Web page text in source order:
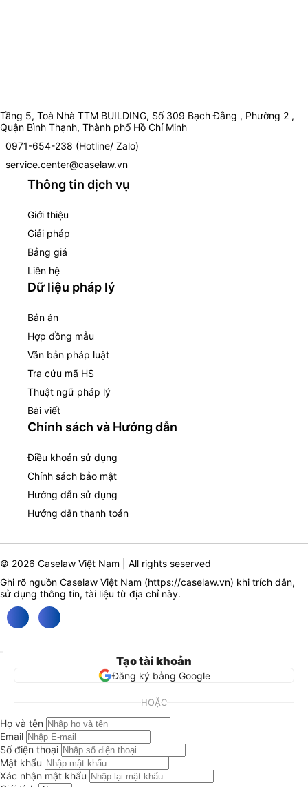
Tầng 5, Toà Nhà TTM BUILDING, Số 309 Bạch Đằng , Phường 2 ,
Quận Bình Thạnh, Thành phố Hồ Chí Minh
0971-654-238 (Hotline/ Zalo)
service.center@caselaw.vn
Thông tin dịch vụ
Giới thiệu
Giải pháp
Bảng giá
Liên hệ
Dữ liệu pháp lý
Bản án
Hợp đồng mẫu
Văn bản pháp luật
Tra cứu mã HS
Thuật ngữ pháp lý
Bài viết
Chính sách và Hướng dẫn
Điều khoản sử dụng
Chính sách bảo mật
Hướng dẫn sử dụng
Hướng dẫn thanh toán
© 2026 Caselaw Việt Nam | All rights seserved
Ghi rõ nguồn Caselaw Việt Nam (https://caselaw.vn) khi trích dẫn,
sử dụng thông tin, tài liệu từ địa chỉ này.
Tạo tài khoản
Đăng ký bằng Google
HOẶC
Họ và tên
Email
Số điện thoại
Mật khẩu
Xác nhận mật khẩu